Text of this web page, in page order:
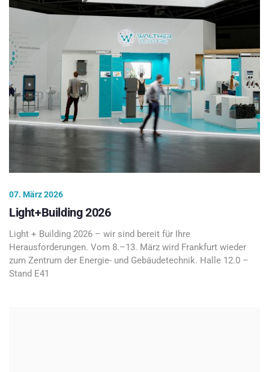
07. März 2026
Light+Building 2026
Light + Building 2026 – wir sind bereit für Ihre
Herausforderungen. Vom 8.–13. März wird Frankfurt wieder
zum Zentrum der Energie- und Gebäudetechnik. Halle 12.0 –
Stand E41